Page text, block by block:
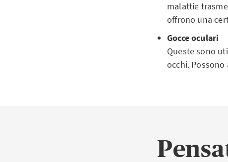
malattie
offrono una
Gocce oculari
Queste sono
occhi.